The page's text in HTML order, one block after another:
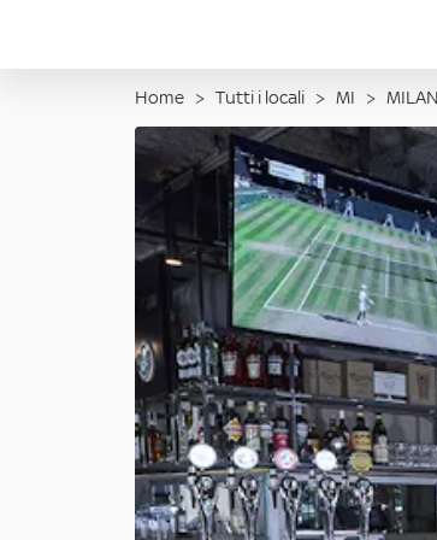
Home > Tutti i locali > MI >